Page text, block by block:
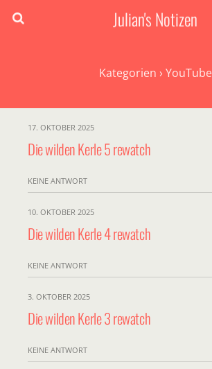
Julian's Notizen
Kategorien › YouTube
17. OKTOBER 2025
Die wilden Kerle 5 rewatch
KEINE ANTWORT
10. OKTOBER 2025
Die wilden Kerle 4 rewatch
KEINE ANTWORT
3. OKTOBER 2025
Die wilden Kerle 3 rewatch
KEINE ANTWORT